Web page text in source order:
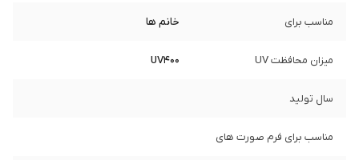
مناسب برای خانم ها
میزان محافظت UV UV400
سال تولید
مناسب برای فرم صورت های